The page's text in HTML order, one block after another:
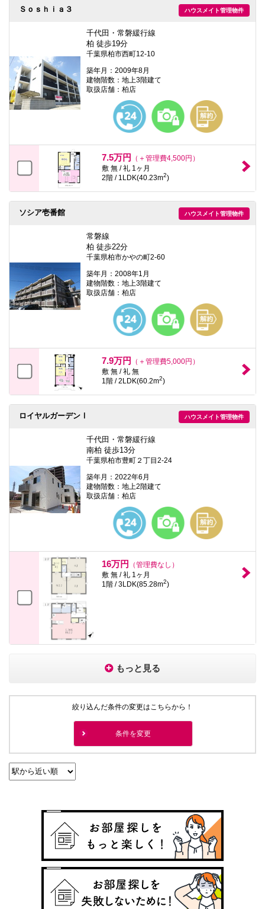
ハウスメイト管理物件
Ｓｏｓｈｉａ３
千代田・常磐緩行線
柏 徒歩19分
千葉県柏市西町12-10
築年月：2009年8月
建物階数：地上3階建て
取扱店舗：柏店
7.5万円
（＋管理費4,500円）
敷 無 / 礼 1ヶ月
2階 / 1LDK(40.23m2)
ハウスメイト管理物件
ソシア壱番館
常磐線
柏 徒歩22分
千葉県柏市かやの町2-60
築年月：2008年1月
建物階数：地上3階建て
取扱店舗：柏店
7.9万円
（＋管理費5,000円）
敷 無 / 礼 無
1階 / 2LDK(60.2m2)
ハウスメイト管理物件
ロイヤルガーデンⅠ
千代田・常磐緩行線
南柏 徒歩13分
千葉県柏市豊町２丁目2-24
築年月：2022年6月
建物階数：地上2階建て
取扱店舗：柏店
16万円
（管理費なし）
敷 無 / 礼 1ヶ月
1階 / 3LDK(85.28m2)
もっと見る
絞り込んだ条件の変更はこちらから！
条件を変更